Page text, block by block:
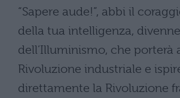
“Sapere aude!”, abbi il
della tua intelligenza,
dell’Illuminismo, che porterà
Rivoluzione industriale e
direttamente la Rivoluzione